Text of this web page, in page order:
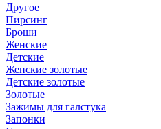
Другое
Пирсинг
Броши
Женские
Детские
Женские золотые
Детские золотые
Золотые
Зажимы для галстука
Запонки